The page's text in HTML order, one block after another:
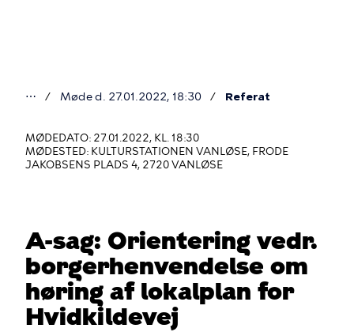
er
her
⋯ Møde d. 27.01.2022, 18:30 Referat
MØDEDATO: 27.01.2022, KL. 18:30
MØDESTED: KULTURSTATIONEN VANLØSE, FRODE
JAKOBSENS PLADS 4, 2720 VANLØSE
A-sag: Orientering vedr.
borgerhenvendelse om
høring af lokalplan for
Hvidkildevej